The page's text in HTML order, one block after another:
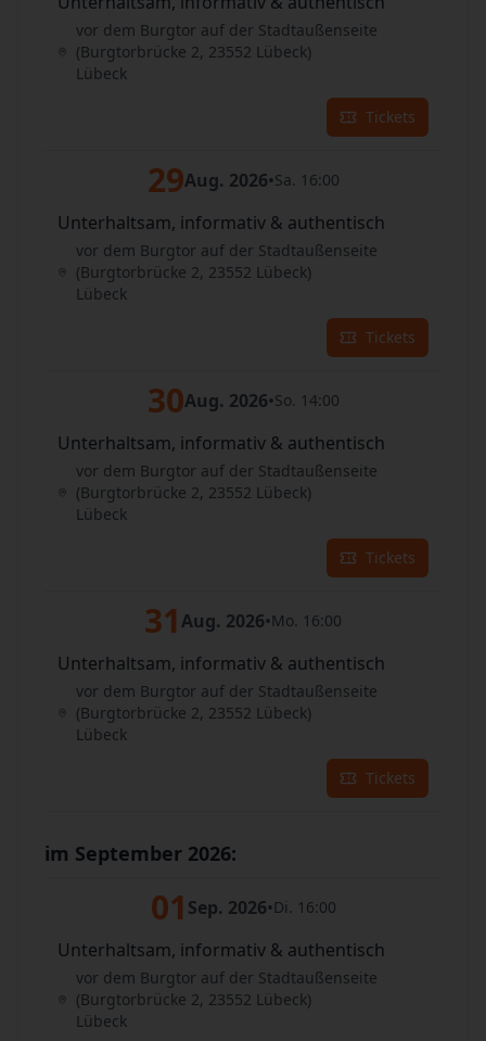
vor dem Burgtor auf der Stadtaußenseite
(Burgtorbrücke 2, 23552 Lübeck)
Lübeck
Tickets
29Aug. 2026•Sa. 16:00
Unterhaltsam, informativ & authentisch
vor dem Burgtor auf der Stadtaußenseite
(Burgtorbrücke 2, 23552 Lübeck)
Lübeck
Tickets
30Aug. 2026•So. 14:00
Unterhaltsam, informativ & authentisch
vor dem Burgtor auf der Stadtaußenseite
(Burgtorbrücke 2, 23552 Lübeck)
Lübeck
Tickets
31 Aug. 2026•Mo. 16:00
Unterhaltsam, informativ & authentisch
vor dem Burgtor auf der Stadtaußenseite
(Burgtorbrücke 2, 23552 Lübeck)
Lübeck
Tickets
im September 2026:
01 Sep. 2026•Di. 16:00
Unterhaltsam, informativ & authentisch
vor dem Burgtor auf der Stadtaußenseite
(Burgtorbrücke 2, 23552 Lübeck)
Lübeck